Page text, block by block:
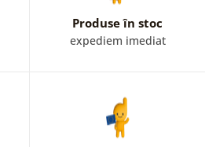
Produse în stoc
expediem imediat